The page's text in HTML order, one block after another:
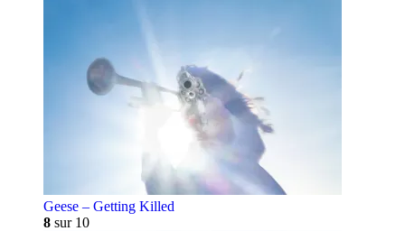
Geese – Getting Killed
8 sur 10